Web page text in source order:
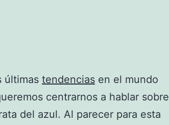
últimas tendencias en el mundo
centrarnos a hablar sobre
del azul. Al parecer para esta